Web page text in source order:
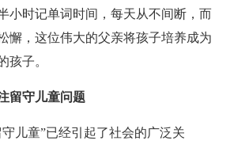
小时记单词时间，每天从不间断，而
懈，这位伟大的父亲将孩子培养成为
孩子。
留守儿童问题
儿童”已经引起了社会的广泛关